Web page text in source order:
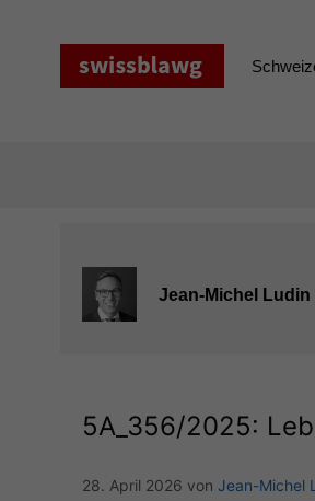
Jean-Michel Ludin
5A_356/2025:
28. April 2026 von Jean-Michel